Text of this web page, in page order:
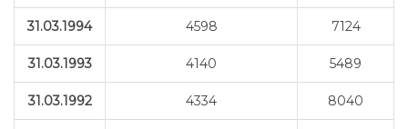
31.03.1994 4598 7124
31.03.1993 4140 5489
31.03.1992 4334 8040